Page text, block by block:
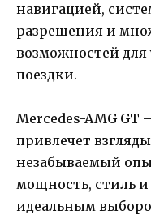
навигацией,
разрешения и
возможностей для
поездки.
Mercedes-AMG
привлечет
незабываемый
мощность, стиль
идеальным